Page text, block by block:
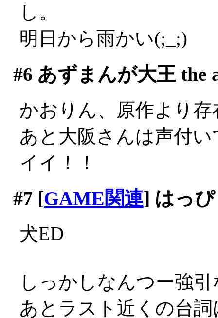
し。
明日から雨かい(;_;)
#6 あずまんが大王 the
かおりん、原作より
あと大阪さんは声付
イイ！！
#7 [GAME関連] はっ
犬ED
しっかしなんつー強
あとラスト近くの台